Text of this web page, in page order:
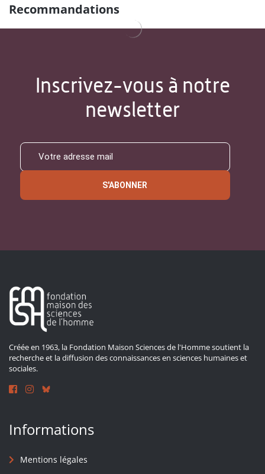
Recommandations
Inscrivez-vous à notre
newsletter
S'ABONNER
Créée en 1963, la Fondation Maison Sciences de l'Homme soutient la
recherche et la diffusion des connaissances en sciences humaines et
sociales.
Informations
Mentions légales